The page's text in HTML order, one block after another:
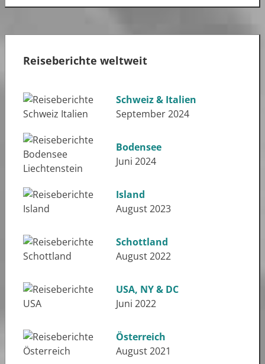
Reiseberichte weltweit
Schweiz & Italien
September 2024
Bodensee
Juni 2024
Island
August 2023
Schottland
August 2022
USA, NY & DC
Juni 2022
Österreich
August 2021